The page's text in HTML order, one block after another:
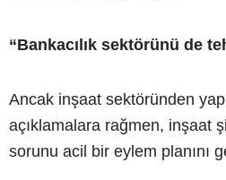
“Bankacılık sektörünü de
Ancak inşaat sektöründen
açıklamalara rağmen, inşaat
sorunu acil bir eylem planını